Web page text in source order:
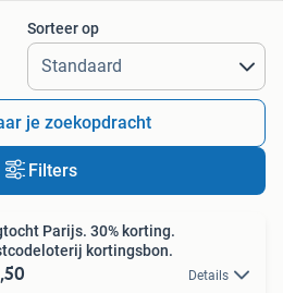
afstanden…
Sorteer op
je zoekopdracht
Filters
Parijs. 30% korting.
kortingsbon.
Details